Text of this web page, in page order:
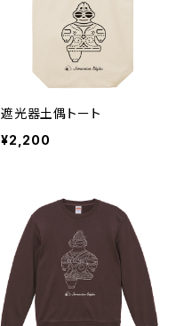
遮光器土偶トート
¥2,200